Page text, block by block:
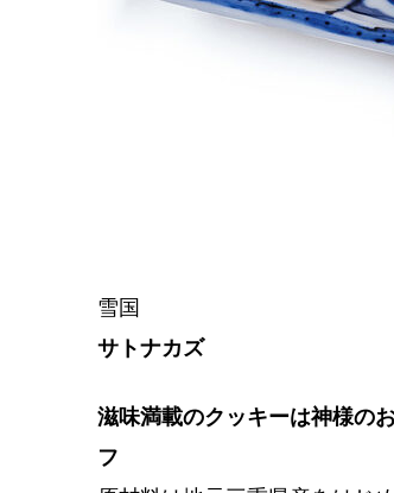
雪国
サトナカズ
滋味満載のクッキーは神様の
フ